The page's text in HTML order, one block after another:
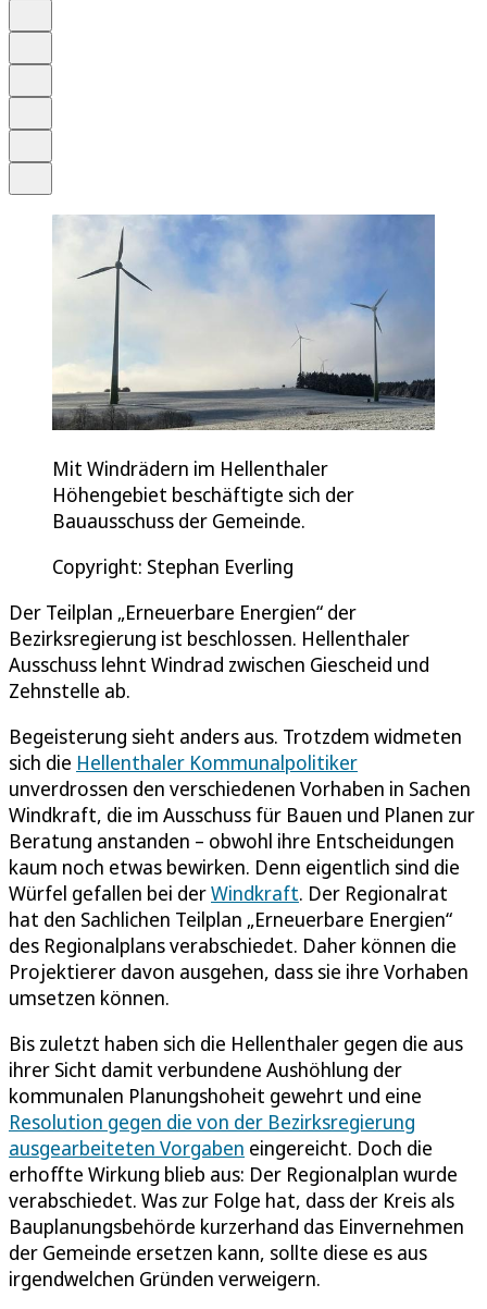
Mit Windrädern im Hellenthaler
Höhengebiet beschäftigte sich der
Bauausschuss der Gemeinde.
Copyright: Stephan Everling
Der Teilplan „Erneuerbare Energien“ der
Bezirksregierung ist beschlossen. Hellenthaler
Ausschuss lehnt Windrad zwischen Giescheid und
Zehnstelle ab.
Begeisterung sieht anders aus. Trotzdem widmeten
sich die Hellenthaler Kommunalpolitiker
unverdrossen den verschiedenen Vorhaben in Sachen
Windkraft, die im Ausschuss für Bauen und Planen zur
Beratung anstanden – obwohl ihre Entscheidungen
kaum noch etwas bewirken. Denn eigentlich sind die
Würfel gefallen bei derWindkraft. Der Regionalrat
hat den Sachlichen Teilplan „Erneuerbare Energien“
des Regionalplans verabschiedet. Daher können die
Projektierer davon ausgehen, dass sie ihre Vorhaben
umsetzen können.
Bis zuletzt haben sich die Hellenthaler gegen die aus
ihrer Sicht damit verbundene Aushöhlung der
kommunalen Planungshoheit gewehrt und eine
Resolution gegen die von der Bezirksregierung
ausgearbeiteten Vorgaben eingereicht. Doch die
erhoffte Wirkung blieb aus: Der Regionalplan wurde
verabschiedet. Was zur Folge hat, dass der Kreis als
Bauplanungsbehörde kurzerhand das Einvernehmen
der Gemeinde ersetzen kann, sollte diese es aus
irgendwelchen Gründen verweigern.